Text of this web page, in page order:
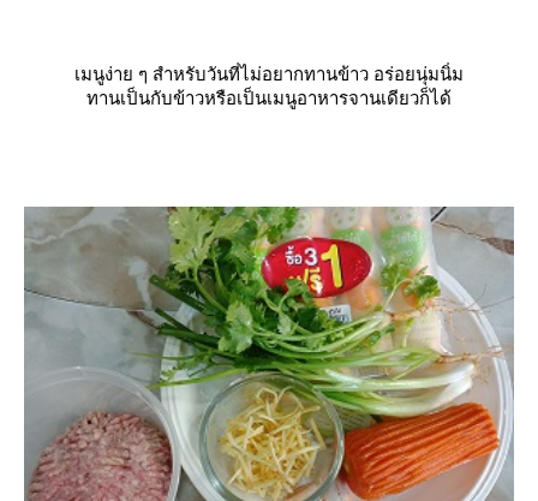
เมนูง่าย ๆ สำหรับวันที่ไม่อยากทานข้าว อร่อยนุ่มนิ่ม
ทานเป็นกับข้าวหรือเป็นเมนูอาหารจานเดียวก็ได้